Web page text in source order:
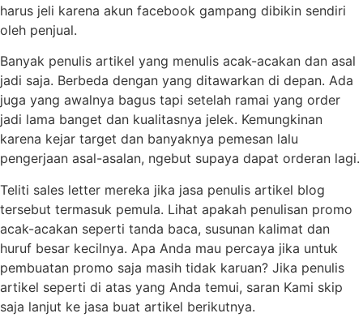
harus jeli karena akun facebook gampang dibikin sendiri
oleh penjual.
Banyak penulis artikel yang menulis acak-acakan dan asal
jadi saja. Berbeda dengan yang ditawarkan di depan. Ada
juga yang awalnya bagus tapi setelah ramai yang order
jadi lama banget dan kualitasnya jelek. Kemungkinan
karena kejar target dan banyaknya pemesan lalu
pengerjaan asal-asalan, ngebut supaya dapat orderan lagi.
Teliti sales letter mereka jika jasa penulis artikel blog
tersebut termasuk pemula. Lihat apakah penulisan promo
acak-acakan seperti tanda baca, susunan kalimat dan
huruf besar kecilnya. Apa Anda mau percaya jika untuk
pembuatan promo saja masih tidak karuan? Jika penulis
artikel seperti di atas yang Anda temui, saran Kami skip
saja lanjut ke jasa buat artikel berikutnya.